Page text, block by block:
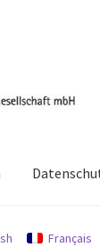
Français